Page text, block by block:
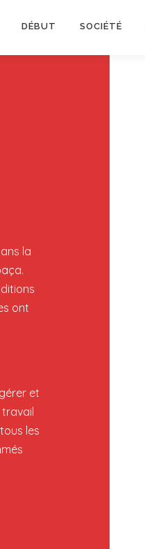
DÉBUT SOCIÉTÉ
la
ont
et
les